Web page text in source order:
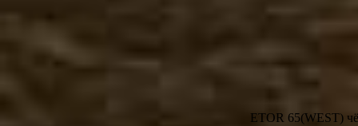
Советы по уходу за
Размеры одежды
ETOR 65(WEST)